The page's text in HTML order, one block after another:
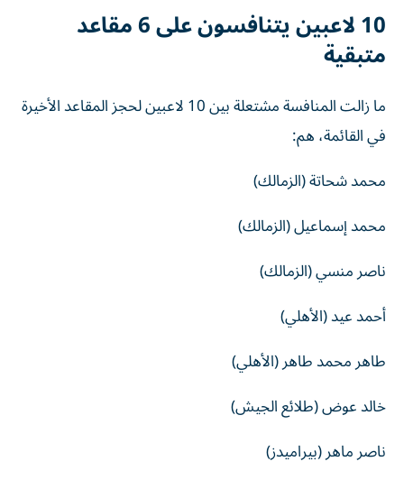
10 لاعبين يتنافسون على 6 مقاعد
متبقية
ما زالت المنافسة مشتعلة بين 10 لاعبين لحجز المقاعد الأخيرة
في القائمة، هم:
محمد شحاتة (الزمالك)
محمد إسماعيل (الزمالك)
ناصر منسي (الزمالك)
أحمد عيد (الأهلي)
طاهر محمد طاهر (الأهلي)
خالد عوض (طلائع الجيش)
ناصر ماهر (بيراميدز)